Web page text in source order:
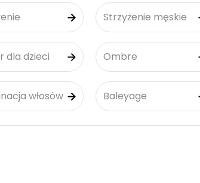
Strzyżenie męskie
dla dzieci Ombre
włosów Baleyage